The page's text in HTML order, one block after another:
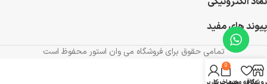
پیوند های مفید
تمامی حقوق برای فروشگاه می وان استور محفوظ است
0